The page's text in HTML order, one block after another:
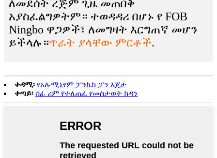
ለመደሰት ረጅም ጊዜ መጠበቅ
አያስፈልግዎትም። ተወዳዳሪ በሆኑ የ FOB
Ningbo ዋጋዎች፣ ለመግዛት እርግጠኛ መሆን
ይችላሉ።ጥራት ያላቸው ምርቶች.
ቀዳሚ፡ የአሉሚኒየም ፓንኬክ ፓን እጀታ
ቀጣይ፡ ሰፊ ሪም የተለጠፈ የመስታወት ክዳን